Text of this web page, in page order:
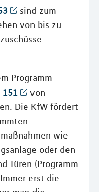
sind zum
von bis zu
Programm
von
Die KfW fördert
wie
oder den
Türen (Programm
erst die